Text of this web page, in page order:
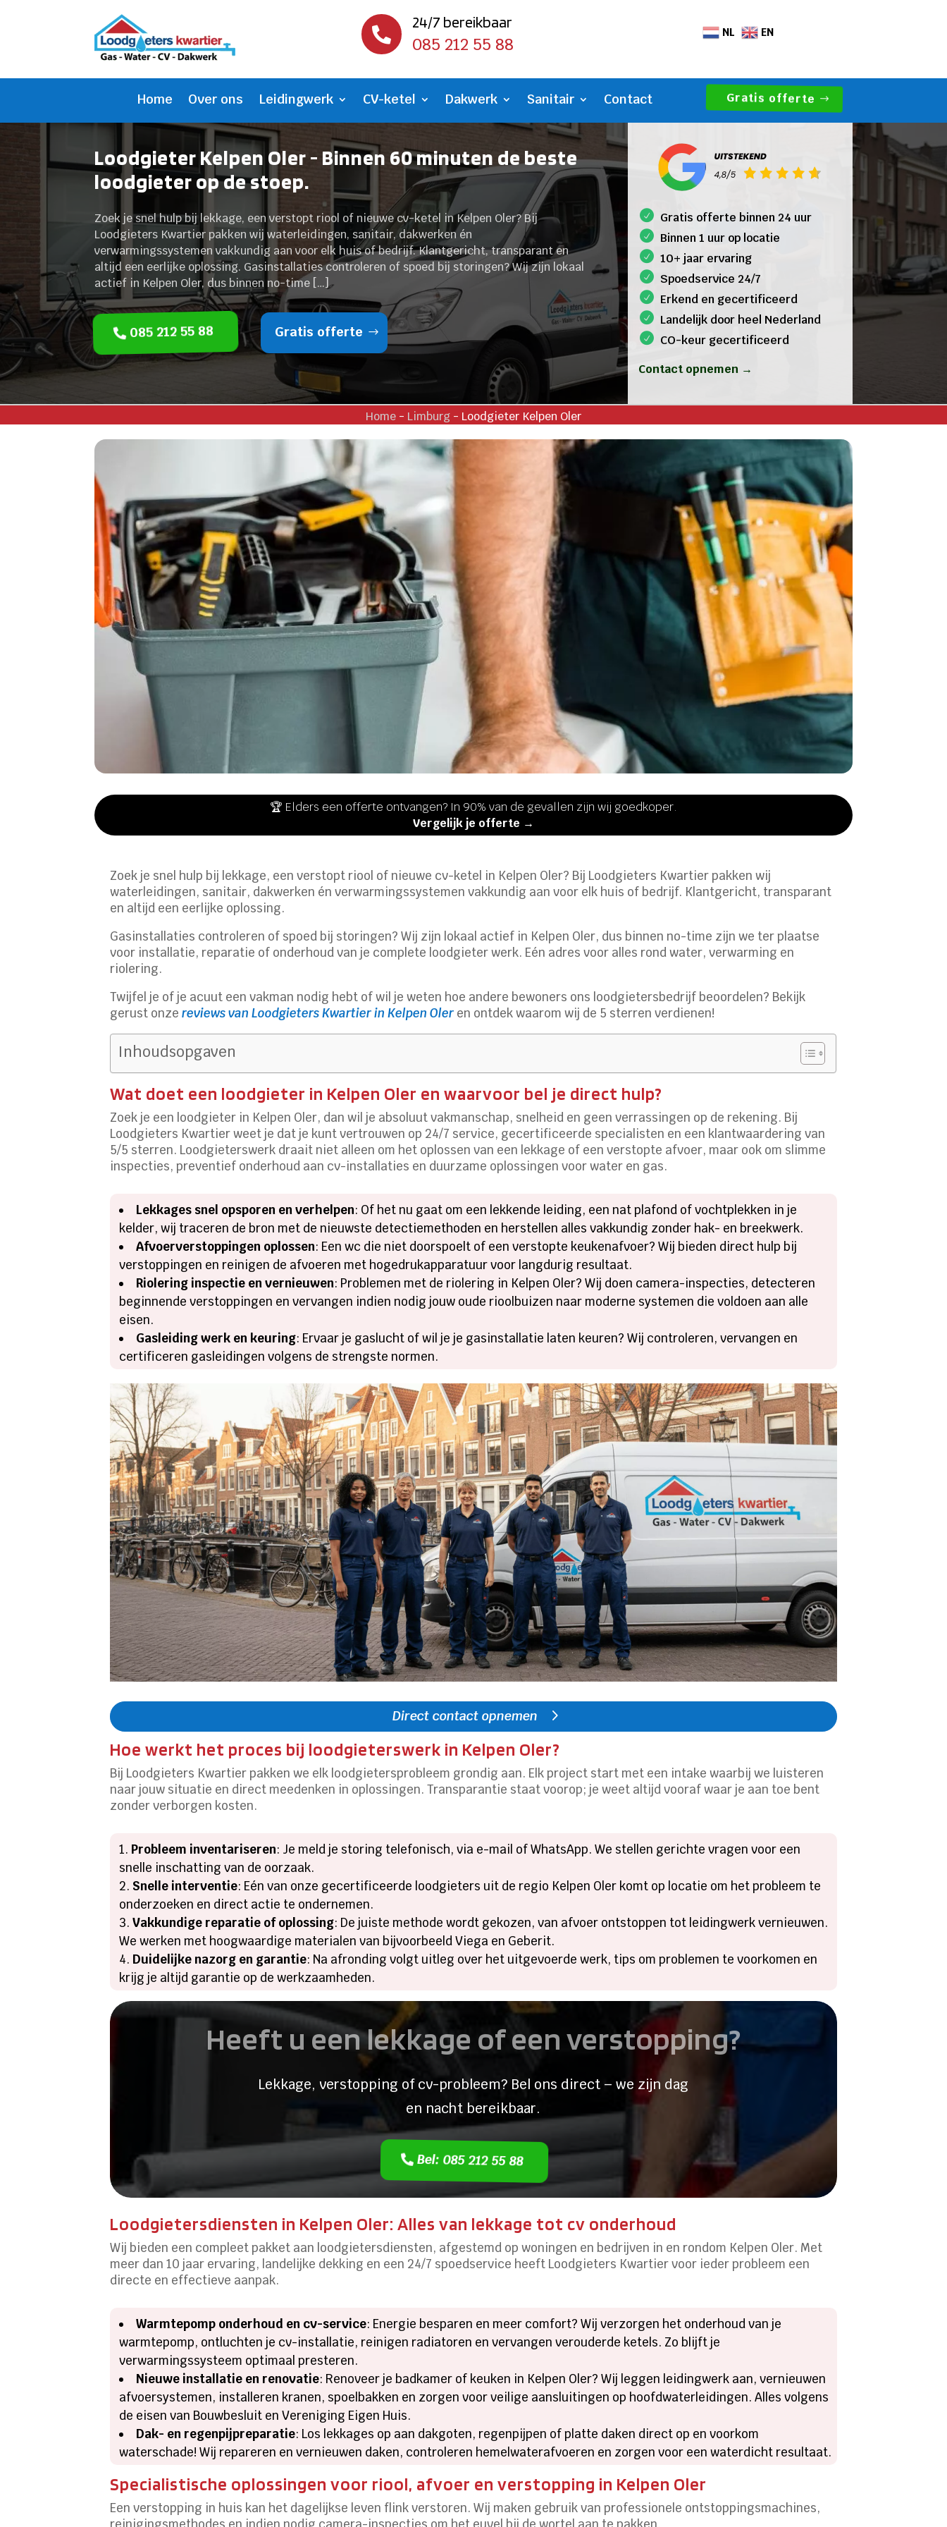

24/7 bereikbaar
085 212 55 88
NL EN
Home Over ons Leidingwerk CV-ketel Dakwerk Sanitair Contact Gratis offerte
Loodgieter Kelpen Oler - Binnen 60 minuten de beste
loodgieter op de stoep.
Zoek je snel hulp bij lekkage, een verstopt riool of nieuwe cv-ketel in Kelpen Oler? Bij
Loodgieters Kwartier pakken wij waterleidingen, sanitair, dakwerken én
verwarmingssystemen vakkundig aan voor elk huis of bedrijf.​ Klantgericht, transparant en
altijd een eerlijke oplossing.​ Gasinstallaties controleren of spoed bij storingen? Wij zijn lokaal
actief in Kelpen Oler, dus binnen no-time […]
085 212 55 88 Gratis offerte
Gratis offerte binnen 24 uur
Binnen 1 uur op locatie
10+ jaar ervaring
Spoedservice 24/7
Erkend en gecertificeerd
Landelijk door heel Nederland
CO-keur gecertificeerd
Contact opnemen →
Home - Limburg - Loodgieter Kelpen Oler
🏆 Elders een offerte ontvangen? In 90% van de gevallen zijn wij goedkoper.
Vergelijk je offerte →
Zoek je snel hulp bij lekkage, een verstopt riool of nieuwe cv-ketel in Kelpen Oler? Bij Loodgieters Kwartier pakken wij
waterleidingen, sanitair, dakwerken én verwarmingssystemen vakkundig aan voor elk huis of bedrijf.​ Klantgericht, transparant
en altijd een eerlijke oplossing.​
Gasinstallaties controleren of spoed bij storingen? Wij zijn lokaal actief in Kelpen Oler, dus binnen no-time zijn we ter plaatse
voor installatie, reparatie of onderhoud van je complete loodgieter werk.​ Eén adres voor alles rond water, verwarming en
riolering.​
Twijfel je of je acuut een vakman nodig hebt of wil je weten hoe andere bewoners ons loodgietersbedrijf beoordelen? Bekijk
gerust onzereviews van Loodgieters Kwartier in Kelpen Oler en ontdek waarom wij de 5 sterren verdienen!
Inhoudsopgaven
Wat doet een loodgieter in Kelpen Oler en waarvoor bel je direct hulp?
Zoek je een loodgieter in Kelpen Oler, dan wil je absoluut vakmanschap, snelheid en geen verrassingen op de rekening.​ Bij
Loodgieters Kwartier weet je dat je kunt vertrouwen op 24/7 service, gecertificeerde specialisten en een klantwaardering van
5/5 sterren.​ Loodgieterswerk draait niet alleen om het oplossen van een lekkage of een verstopte afvoer, maar ook om slimme
inspecties, preventief onderhoud aan cv-installaties en duurzame oplossingen voor water en gas.​
Lekkages snel opsporen en verhelpen: Of het nu gaat om een lekkende leiding, een nat plafond of vochtplekken in je
kelder, wij traceren de bron met de nieuwste detectiemethoden en herstellen alles vakkundig zonder hak- en breekwerk.​
Afvoerverstoppingen oplossen: Een wc die niet doorspoelt of een verstopte keukenafvoer? Wij bieden direct hulp bij
verstoppingen en reinigen de afvoeren met hogedrukapparatuur voor langdurig resultaat.​
Riolering inspectie en vernieuwen: Problemen met de riolering in Kelpen Oler? Wij doen camera-inspecties, detecteren
beginnende verstoppingen en vervangen indien nodig jouw oude rioolbuizen naar moderne systemen die voldoen aan alle
eisen.​
Gasleiding werk en keuring: Ervaar je gaslucht of wil je je gasinstallatie laten keuren? Wij controleren, vervangen en
certificeren gasleidingen volgens de strengste normen.​
Direct contact opnemen
Hoe werkt het proces bij loodgieterswerk in Kelpen Oler?
Bij Loodgieters Kwartier pakken we elk loodgietersprobleem grondig aan.​ Elk project start met een intake waarbij we luisteren
naar jouw situatie en direct meedenken in oplossingen.​ Transparantie staat voorop; je weet altijd vooraf waar je aan toe bent
zonder verborgen kosten.​
Probleem inventariseren: Je meld je storing telefonisch, via e-mail of WhatsApp.​ We stellen gerichte vragen voor een
snelle inschatting van de oorzaak.​
Snelle interventie: Eén van onze gecertificeerde loodgieters uit de regio Kelpen Oler komt op locatie om het probleem te
onderzoeken en direct actie te ondernemen.​
Vakkundige reparatie of oplossing: De juiste methode wordt gekozen, van afvoer ontstoppen tot leidingwerk vernieuwen.​
We werken met hoogwaardige materialen van bijvoorbeeld Viega en Geberit.​
Duidelijke nazorg en garantie: Na afronding volgt uitleg over het uitgevoerde werk, tips om problemen te voorkomen en
krijg je altijd garantie op de werkzaamheden.​
Heeft u een lekkage of een verstopping?
Lekkage, verstopping of cv-probleem? Bel ons direct – we zijn dag
en nacht bereikbaar.
Bel: 085 212 55 88
Loodgietersdiensten in Kelpen Oler: Alles van lekkage tot cv onderhoud
Wij bieden een compleet pakket aan loodgietersdiensten, afgestemd op woningen en bedrijven in en rondom Kelpen Oler.​ Met
meer dan 10 jaar ervaring, landelijke dekking en een 24/7 spoedservice heeft Loodgieters Kwartier voor ieder probleem een
directe en effectieve aanpak.​
Warmtepomp onderhoud en cv-service: Energie besparen en meer comfort? Wij verzorgen het onderhoud van je
warmtepomp, ontluchten je cv-installatie, reinigen radiatoren en vervangen verouderde ketels.​ Zo blijft je
verwarmingssysteem optimaal presteren.​
Nieuwe installatie en renovatie: Renoveer je badkamer of keuken in Kelpen Oler? Wij leggen leidingwerk aan, vernieuwen
afvoersystemen, installeren kranen, spoelbakken en zorgen voor veilige aansluitingen op hoofdwaterleidingen.​ Alles volgens
de eisen van Bouwbesluit en Vereniging Eigen Huis.​
Dak- en regenpijpreparatie: Los lekkages op aan dakgoten, regenpijpen of platte daken direct op en voorkom
waterschade! Wij repareren en vernieuwen daken, controleren hemelwaterafvoeren en zorgen voor een waterdicht resultaat.​
Specialistische oplossingen voor riool, afvoer en verstopping in Kelpen Oler
Een verstopping in huis kan het dagelijkse leven flink verstoren.​ Wij maken gebruik van professionele ontstoppingsmachines,